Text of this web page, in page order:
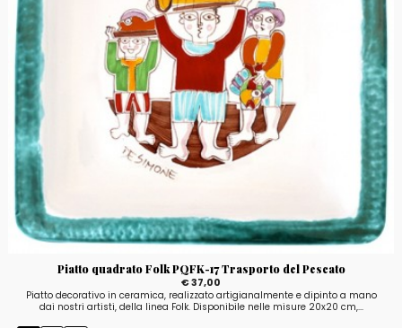
Piatto quadrato Folk PQFK-17 Trasporto del Pescato
€ 37,00
Piatto decorativo in ceramica, realizzato artigianalmente e dipinto a mano
dai nostri artisti, della linea Folk. Disponibile nelle misure 20x20 cm,...